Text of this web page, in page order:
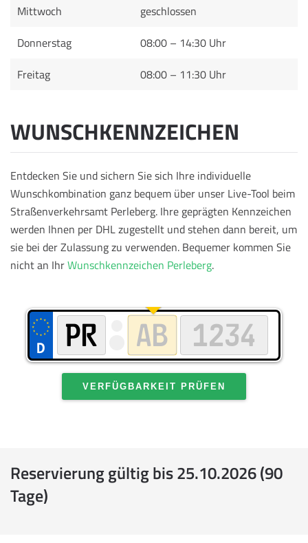
Mittwoch
geschlossen
Donnerstag
08:00 – 14:30 Uhr
Freitag
08:00 – 11:30 Uhr
WUNSCHKENNZEICHEN
Entdecken Sie und sichern Sie sich Ihre individuelle
Wunschkombination ganz bequem über unser Live-Tool beim
Straßenverkehrsamt Perleberg. Ihre geprägten Kennzeichen
werden Ihnen per DHL zugestellt und stehen dann bereit, um
sie bei der Zulassung zu verwenden. Bequemer kommen Sie
nicht an IhrWunschkennzeichen Perleberg.
VERFÜGBARKEIT PRÜFEN
Reservierung gültig bis 25.10.2026 (90
Tage)